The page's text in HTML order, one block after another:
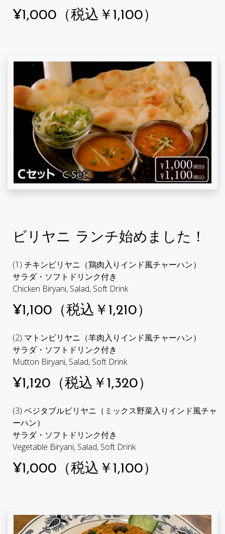
¥1,000（税込￥1,100）
ビリヤニ ランチ始めました！
(1) チキンビリヤニ（鶏肉入りインド風チャーハン）
サラダ・ソフトドリンク付き
Chicken Biryani, Salad, Soft Drink
¥1,100（税込￥1,210）
(2) マトンビリヤニ（羊肉入りインド風チャーハン）
サラダ・ソフトドリンク付き
Mutton Biryani, Salad, Soft Drink
¥1,120（税込￥1,320）
(3) ベジタブルビリヤニ（ミックス野菜入りインド風チャ
ーハン）
サラダ・ソフトドリンク付き
Vegetable Biryani, Salad, Soft Drink
¥1,000（税込￥1,100）